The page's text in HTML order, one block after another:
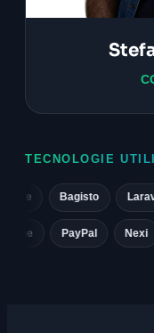
TECNOLOGIE
Bagisto Laravel
Stripe PayPal